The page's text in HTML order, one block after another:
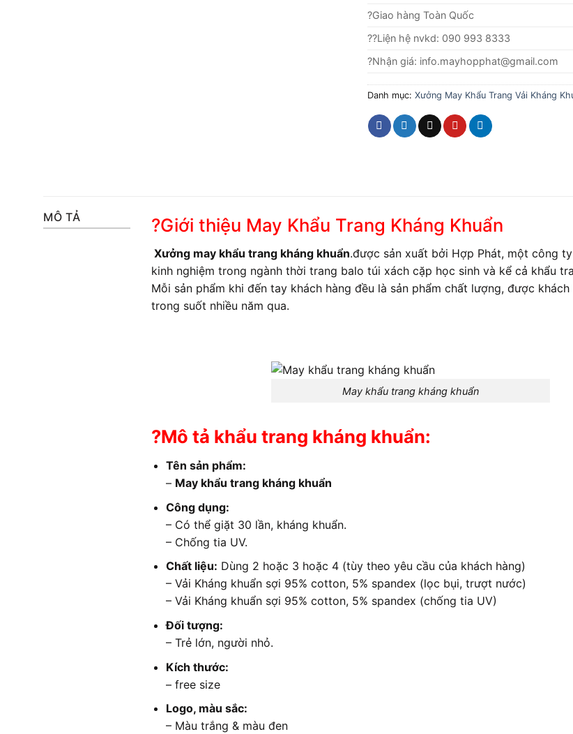
?Giao hàng Toàn Quốc
??Liện hệ nvkd: 090 993 8333
?Nhận giá: info.mayhopphat@gmail.com
Danh mục: Xưởng May Khẩu Trang Vải Kháng
MÔ TẢ ?Giới thiệu May Khẩu Trang Kháng Khuẩn
Xưởng may khẩu trang kháng khuẩn.được sản xuất bởi Hợp Phát, một công
kinh nghiệm trong ngành thời trang balo túi xách cặp học sinh và kể cả khẩu
Mỗi sản phẩm khi đến tay khách hàng đều là sản phẩm chất lượng, được
trong suốt nhiều năm qua.
May khẩu trang kháng khuẩn
?Mô tả khẩu trang kháng khuẩn:
Tên sản phẩm:
– May khẩu trang kháng khuẩn
Công dụng:
– Có thể giặt 30 lần, kháng khuẩn.
– Chống tia UV.
Chất liệu: Dùng 2 hoặc 3 hoặc 4 (tùy theo yêu cầu của khách hàng)
– Vải Kháng khuẩn sợi 95% cotton, 5% spandex (lọc bụi, trượt nước)
– Vải Kháng khuẩn sợi 95% cotton, 5% spandex (chống tia UV)
Đối tượng:
– Trẻ lớn, người nhỏ.
Kích thước:
– free size
Logo, màu sắc:
– Màu trắng & màu đen